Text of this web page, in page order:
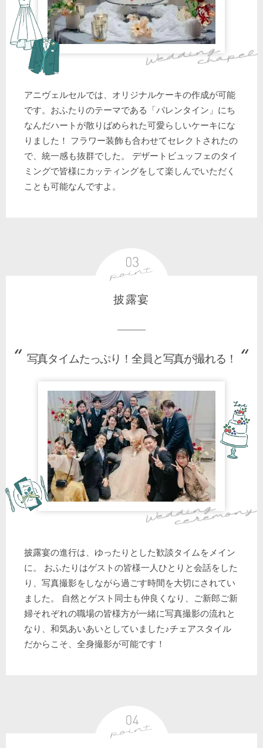
アニヴェルセルでは、オリジナルケーキの作成が可能
です。おふたりのテーマである「バレンタイン」にち
なんだハートが散りばめられた可愛らしいケーキにな
りました！ フラワー装飾も合わせてセレクトされたの
で、統一感も抜群でした。 デザートビュッフェのタイ
ミングで皆様にカッティングをして楽しんでいただく
ことも可能なんですよ。
披露宴
写真タイムたっぷり！全員と写真が撮れる！
披露宴の進行は、ゆったりとした歓談タイムをメイン
に。 おふたりはゲストの皆様一人ひとりと会話をした
り、写真撮影をしながら過ごす時間を大切にされてい
ました。 自然とゲスト同士も仲良くなり、ご新郎ご新
婦それぞれの職場の皆様方が一緒に写真撮影の流れと
なり、和気あいあいとしていました♪チェアスタイル
だからこそ、全身撮影が可能です！